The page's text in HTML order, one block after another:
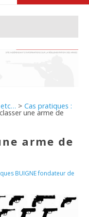
>Cas pratiques :
une arme de
arme de
BUIGNE fondateur de